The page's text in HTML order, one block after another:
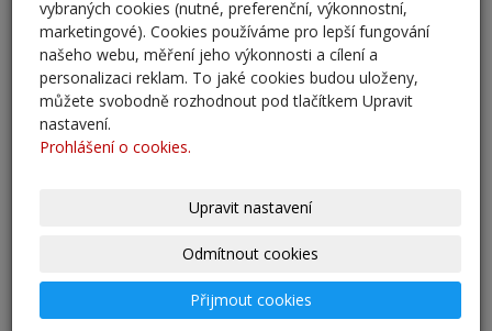
Zahájení školního roku 2025/2026
27. 8. 2025
Výsledky - přestup do 6. očníku
30. 5. 2025
Naše škola - Facebook
vybraných cookies (nutné, preferenční, výkonnostní,
marketingové). Cookies používáme pro lepší fungování
našeho webu, měření jeho výkonnosti a cílení a
personalizaci reklam. To jaké cookies budou uloženy,
můžete svobodně rozhodnout pod tlačítkem Upravit
nastavení.
Prohlášení o cookies.
Upravit nastavení
Odmítnout cookies
Přijmout cookies